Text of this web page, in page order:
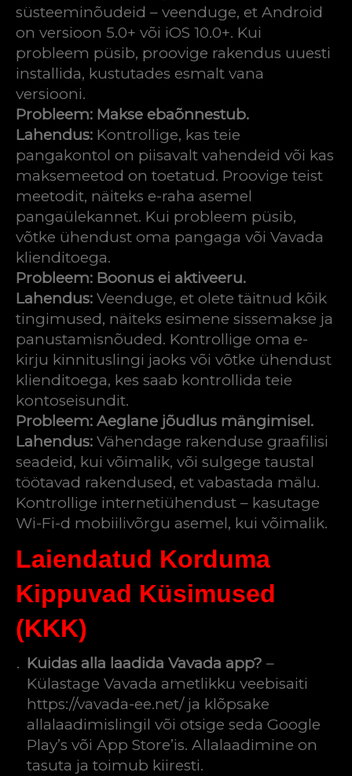
süsteeminõudeid – veenduge, et Android
on versioon 5.0+ või iOS 10.0+. Kui
probleem püsib, proovige rakendus uuesti
installida, kustutades esmalt vana
versiooni.
Probleem: Makse ebaõnnestub.
Lahendus: Kontrollige, kas teie
pangakontol on piisavalt vahendeid või kas
maksemeetod on toetatud. Proovige teist
meetodit, näiteks e-raha asemel
pangaülekannet. Kui probleem püsib,
võtke ühendust oma pangaga või Vavada
klienditoega.
Probleem: Boonus ei aktiveeru.
Lahendus: Veenduge, et olete täitnud kõik
tingimused, näiteks esimene sissemakse ja
panustamisnõuded. Kontrollige oma e-
kirju kinnituslingi jaoks või võtke ühendust
klienditoega, kes saab kontrollida teie
kontoseisundit.
Probleem: Aeglane jõudlus mängimisel.
Lahendus: Vähendage rakenduse graafilisi
seadeid, kui võimalik, või sulgege taustal
töötavad rakendused, et vabastada mälu.
Kontrollige internetiühendust – kasutage
Wi-Fi-d mobiilivõrgu asemel, kui võimalik.
Laiendatud Korduma
Kippuvad Küsimused
(KKK)
Kuidas alla laadida Vavada app? –
Külastage Vavada ametlikku veebisaiti
https://vavada-ee.net/ ja klõpsake
allalaadimislingil või otsige seda Google
Play’s või App Store’is. Allalaadimine on
tasuta ja toimub kiiresti.